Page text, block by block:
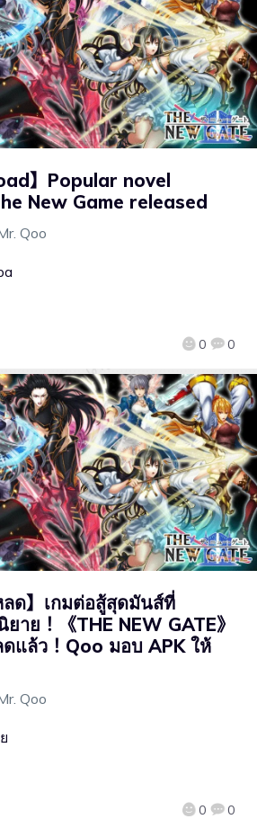
】Popular novel
New Game released
Qoo
0 0
ลด】เกมต่อสู้สุดมันส์ที่
าย！《THE NEW GATE》
แล้ว！Qoo มอบ APK ให้
Qoo
0 0